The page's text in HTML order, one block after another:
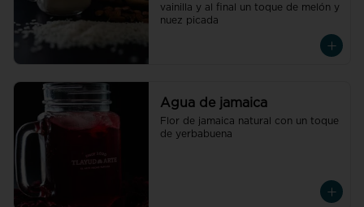
vainilla y al final un toque de melón y
nuez picada
Agua de jamaica
Flor de jamaica natural con un toque
de yerbabuena